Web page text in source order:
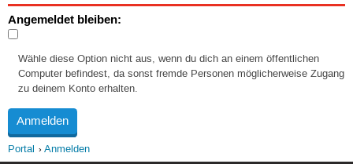
Angemeldet bleiben:
Wähle diese Option nicht aus, wenn du dich an einem öffentlichen
Computer befindest, da sonst fremde Personen möglicherweise Zugang
zu deinem Konto erhalten.
Portal Anmelden